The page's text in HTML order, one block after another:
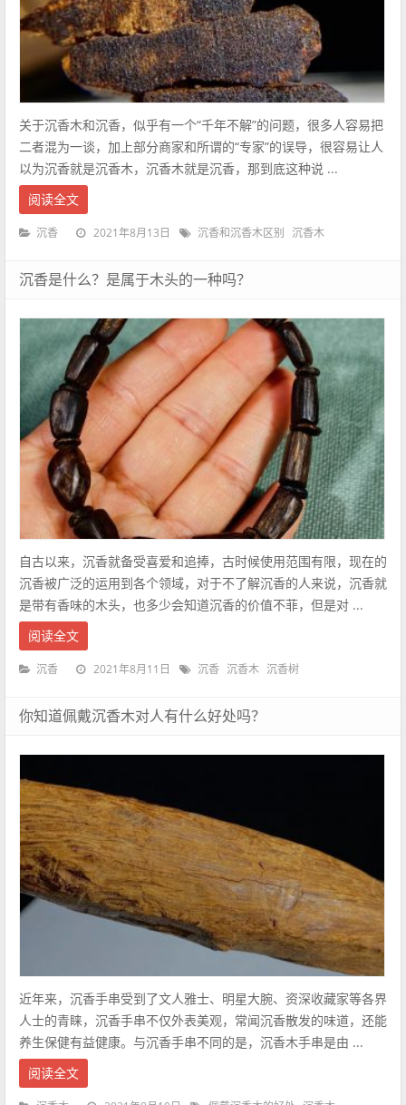
关于沉香木和沉香，似乎有一个“千年不解”的问题，很多人容易把
二者混为一谈，加上部分商家和所谓的“专家”的误导，很容易让人
以为沉香就是沉香木，沉香木就是沉香，那到底这种说 ...
阅读全文
沉香 2021年8月13日 沉香和沉香木区别 沉香木
沉香是什么？是属于木头的一种吗？
自古以来，沉香就备受喜爱和追捧，古时候使用范围有限，现在的
沉香被广泛的运用到各个领域，对于不了解沉香的人来说，沉香就
是带有香味的木头，也多少会知道沉香的价值不菲，但是对 ...
阅读全文
沉香 2021年8月11日 沉香 沉香木 沉香树
你知道佩戴沉香木对人有什么好处吗？
近年来，沉香手串受到了文人雅士、明星大腕、资深收藏家等各界
人士的青睐，沉香手串不仅外表美观，常闻沉香散发的味道，还能
养生保健有益健康。与沉香手串不同的是，沉香木手串是由 ...
阅读全文